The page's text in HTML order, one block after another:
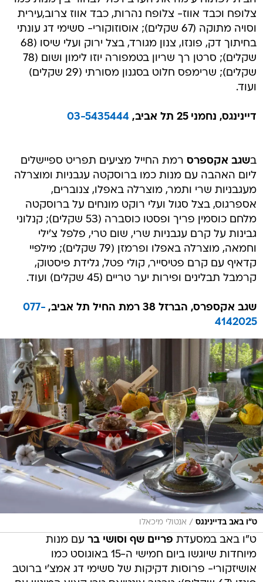
צלופח וכבד אווז- צלופח נהרות, כבד אווז צרוב,עירית
וסויה מתוקה (67 שקלים); אוסוזוקורי- סשימי דג עונתי
בחיתוך דק, פונזו, צנון מגורד, בצל ירוק ועלי שיסו (68
שקלים); סרטן רך שריון בטמפורה יוזו לימון ושום (78
שקלים); שרימפס חלוט בסגנון מסורתי (29 שקלים)
ועוד.
דיינינגס, נחמני 25 תל אביב, 03-5435444
בשגב אקספרס רמת החייל מציעים תפריט ספיישלים
ליום האהבה עם מנות כמו ברוסקטה עגבניות ומוצרלה
מעגבניות שרי ותמר, מוצרלה באפלו, צנוברים,
אספרגוס, בצל סגול ועלי רוקט מונחים על ברוסקטה
מלחם כוסמין פריך ופסטו כוסברה (53 שקלים); קנלוני
גבינות על קרם עגבניות שרי, שום טרי, פלפל צ'ילי
וחמאה, מוצרלה באפלו ופרמזן (79 שקלים); מילפיי
קדאיף עם קרם פטיסייר, קולי פטל, גלידת פיסטוק,
קרמבל תבלינים ופירות יער טריים (45 שקלים) ועוד.
שגב אקספרס, הברזל 38 רמת החיל תל אביב,
077-
4142025
ט"ו באב בדיינינגס / אנטולי מיכאלו
ט"ו באב במסעדת פריים שף וסושי בר עם מנות
מיוחדות שיוגשו ביום חמישי ה-15 באוגוסט כמו
אושיזקורי- פרוסות דקיקות של סשימי דג אמצ'י ברוטב